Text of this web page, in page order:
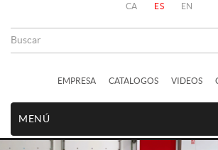
CA ES EN
EMPRESA CATALOGOS VIDEOS
MENÚ